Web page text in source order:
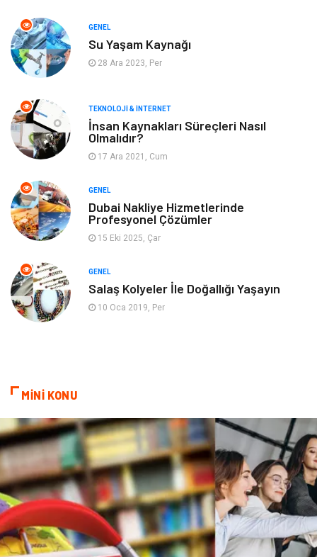
Yeme & İçme
Keyif & Hobi Organizasyon
Gayrimenkul Spor
Finans& Ekonomi Anne & Çocuk
Genel Kültür
Ev İşleri
Mobilya
Astroloji
Çadır Yazı Tahtaları
Pet Malzemeleri
GENEL
Su Yaşam Kaynağı
28 Ara 2023, Per
TEKNOLOJI & İNTERNET
İnsan Kaynakları Süreçleri Nasıl
Olmalıdır?
17 Ara 2021, Cum
GENEL
Dubai Nakliye Hizmetlerinde
Profesyonel Çözümler
15 Eki 2025, Çar
GENEL
Salaş Kolyeler İle Doğallığı Yaşayın
10 Oca 2019, Per
MİNİ KONU